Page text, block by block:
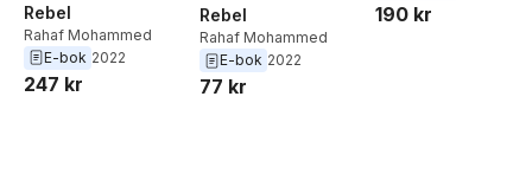
Rebel
Rahaf Mohammed
E-bok 2022
247 kr
Rebel
Rahaf Mohammed
E-bok 2022
77 kr
190 kr